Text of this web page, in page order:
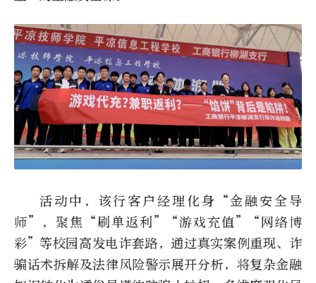
活动中，该行客户经理化身“金融安全导
师”，聚焦“刷单返利”“游戏充值”“网络博
彩”等校园高发电诈套路，通过真实案例重现、诈
骗话术拆解及法律风险警示展开分析，将复杂金融